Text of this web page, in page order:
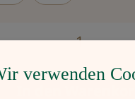
Gib den
verwenden